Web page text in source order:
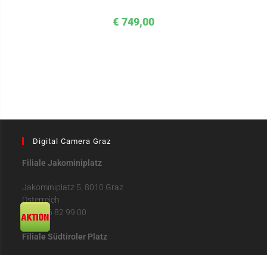
€ 749,00
Digital Camera Graz
Filiale Jakominiplatz
Jakominiplatz 5, 8010 Graz
Österreich
+43 316 82 99 00
Filiale Südtiroler Platz